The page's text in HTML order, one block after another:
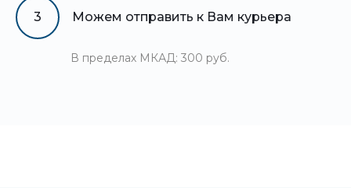
3 Можем отправить к Вам курьера
В пределах МКАД: 300 руб.